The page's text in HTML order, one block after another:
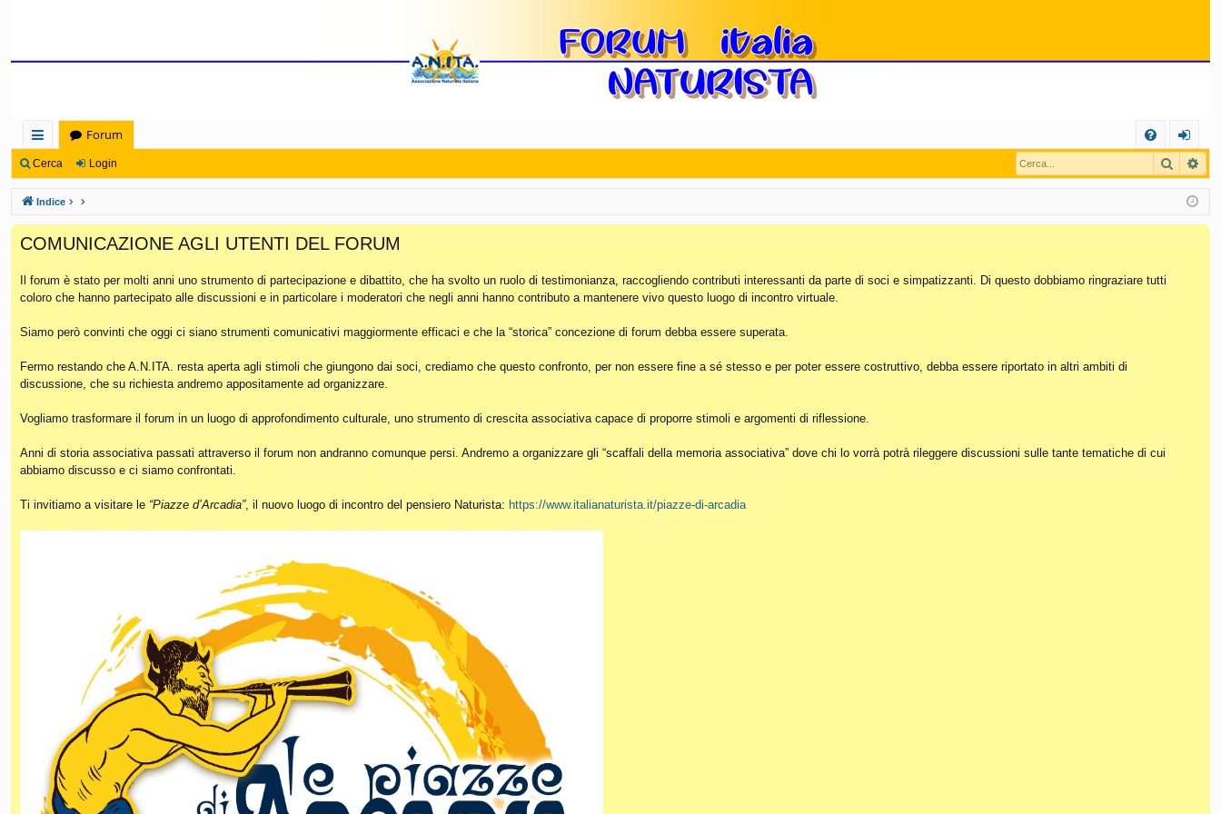
oll
eg
a
m
en
ti
Ra
di
Forum
Q
og
in
Cerca Login Cerca
Indice
COMUNICAZIONE AGLI UTENTI DEL FORUM
Il forum è stato per molti anni uno strumento di partecipazione e dibattito, che ha svolto un ruolo di testimonianza, raccogliendo contributi interessanti da parte di soci e simpatizzanti. Di questo dobbiamo ringraziare tutti
coloro che hanno partecipato alle discussioni e in particolare i moderatori che negli anni hanno contributo a mantenere vivo questo luogo di incontro virtuale.
Siamo però convinti che oggi ci siano strumenti comunicativi maggiormente efficaci e che la “storica” concezione di forum debba essere superata.
Fermo restando che A.N.ITA. resta aperta agli stimoli che giungono dai soci, crediamo che questo confronto, per non essere fine a sé stesso e per poter essere costruttivo, debba essere riportato in altri ambiti di
discussione, che su richiesta andremo appositamente ad organizzare.
Vogliamo trasformare il forum in un luogo di approfondimento culturale, uno strumento di crescita associativa capace di proporre stimoli e argomenti di riflessione.
Anni di storia associativa passati attraverso il forum non andranno comunque persi. Andremo a organizzare gli “scaffali della memoria associativa” dove chi lo vorrà potrà rileggere discussioni sulle tante tematiche di cui
abbiamo discusso e ci siamo confrontati.
Ti invitiamo a visitare le “Piazze d’Arcadia”, il nuovo luogo di incontro del pensiero Naturista: https://www.italianaturista.it/piazze-di-arcadia